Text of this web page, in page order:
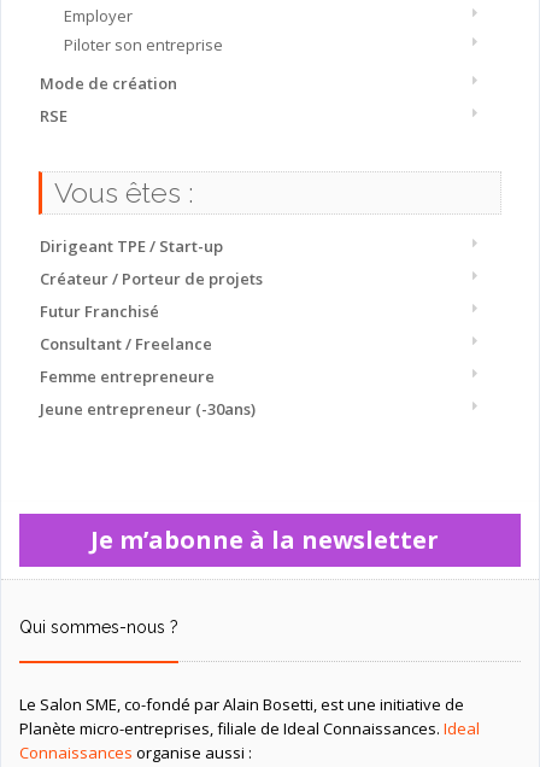
Employer
Piloter son entreprise
Mode de création
RSE
Vous êtes :
Dirigeant TPE / Start-up
Créateur / Porteur de projets
Futur Franchisé
Consultant / Freelance
Femme entrepreneure
Jeune entrepreneur (-30ans)
Je m’abonne à la newsletter
Qui sommes-nous ?
Le Salon SME, co-fondé par Alain Bosetti, est une initiative de
Planète micro-entreprises, filiale de Ideal Connaissances. Ideal
Connaissances organise aussi :